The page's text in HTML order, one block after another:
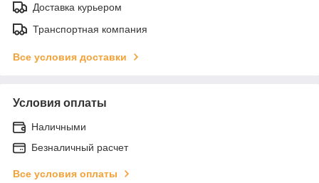
Доставка курьером
Транспортная компания
Все условия доставки
Условия оплаты
Наличными
Безналичный расчет
Все условия оплаты